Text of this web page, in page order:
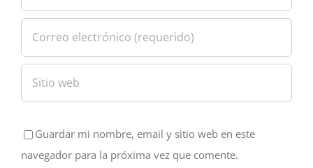
Guardar mi nombre, email y sitio web en este
navegador para la próxima vez que comente.